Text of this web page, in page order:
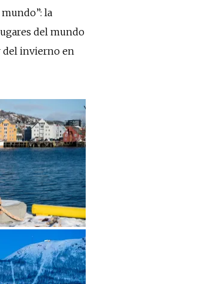
la
del mundo
del invierno en